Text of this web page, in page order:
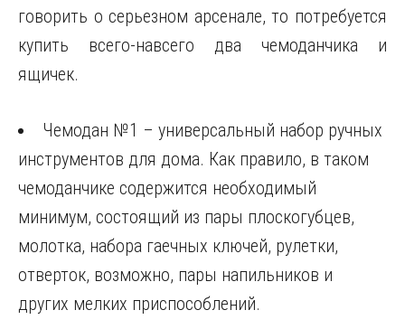
говорить о серьезном арсенале, то потребуется
купить всего-навсего два чемоданчика и
ящичек.
Чемодан №1 – универсальный набор ручных
инструментов для дома. Как правило, в таком
чемоданчике содержится необходимый
минимум, состоящий из пары плоскогубцев,
молотка, набора гаечных ключей, рулетки,
отверток, возможно, пары напильников и
других мелких приспособлений.